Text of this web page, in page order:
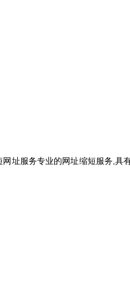
址服务专业的网址缩短服务,具